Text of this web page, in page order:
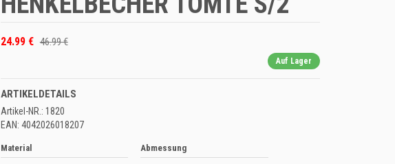
24.99 € 46.99 €
Auf Lager
ARTIKELDETAILS
Artikel-NR.: 1820
EAN: 4042026018207
Material Abmessung